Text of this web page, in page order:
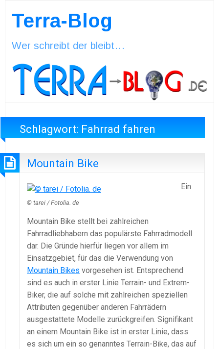
Terra-Blog
Wer schreibt der bleibt…
Schlagwort: Fahrrad fahren
Mountain Bike
© tarei / Fotolia. de
Ein
Mountain Bike stellt bei zahlreichen
Fahrradliebhabern das populärste Fahrradmodell
dar. Die Gründe hierfür liegen vor allem im
Einsatzgebiet, für das die Verwendung von
Mountain Bikes vorgesehen ist. Entsprechend
sind es auch in erster Linie Terrain- und Extrem-
Biker, die auf solche mit zahlreichen speziellen
Attributen gegenüber anderen Fahrrädern
ausgestattete Modelle zurückgreifen. Signifikant
an einem Mountain Bike ist in erster Linie, dass
es sich um ein so genanntes Terrain-Bike, das auf